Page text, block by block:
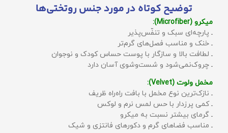
توضیح کوتاه در مورد جنس روتختی‌ها
میکرو (Microfiber):
ـ پارچه‌ای سبک و تنفّس‌پذیر
ـ خنک و مناسب فصل‌های گرم‌تر
ـ لطافت بالا و سازگار با پوست حساس کودک و نوجوان
ـ چروک‌نمی‌شود و شست‌وشوی آسان دارد
مخمل ولوت (Velvet):
ـ نازک‌ترین نوع مخمل با بافت راه‌راه ظریف
ـ کمی پرزدار با حس لمس نرم و لوکس
ـ گرمای بیشتر نسبت به میکرو
ـ مناسب فضاهای گرم و دکورهای فانتزی و شیک